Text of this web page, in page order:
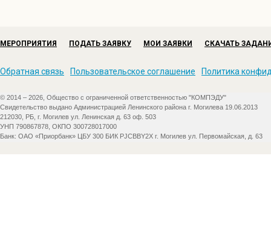
МЕРОПРИЯТИЯ ПОДАТЬ ЗАЯВКУ МОИ ЗАЯВКИ СКАЧАТЬ
Обратная связь Пользовательское соглашение Политика
© 2014 – 2026, Общество с ограниченной ответственностью "КОМПЭДУ"
Свидетельство выдано Администрацией Ленинского района г. Могилева 19.06.2013
212030, РБ, г. Могилев ул. Ленинская д. 63 оф. 503
УНП 790867878, ОКПО 300728017000
Банк: ОАО «Приорбанк» ЦБУ 300 БИК PJCBBY2X г. Могилев ул. Первомайская, д. 63